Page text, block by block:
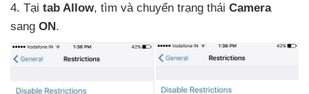
4. Tại tab Allow, tìm và chuyển trạng thái Camera
sang ON.